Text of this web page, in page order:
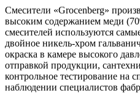
Смесители «Grocenberg»
высоким содержанием меди
смесителей используются
двойное никель-хром
окраска в камере высокого
отправкой продукции,
контрольное тестирование на
наблюдении специалистов